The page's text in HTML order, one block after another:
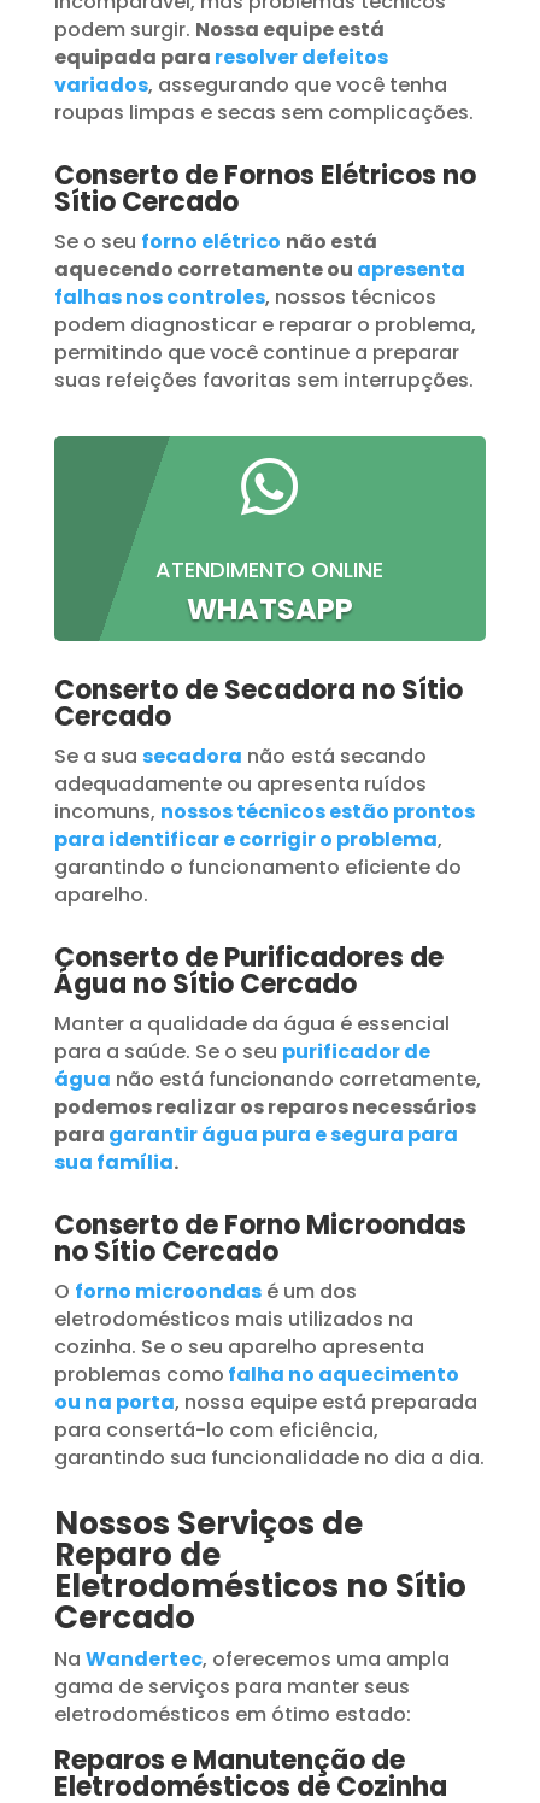
podem surgir. Nossa equipe está
equipada para resolver defeitos
variados, assegurando que você tenha
roupas limpas e secas sem complicações.
Conserto de Fornos Elétricos no
Sítio Cercado
Se o seu forno elétrico não está
aquecendo corretamente ou apresenta
falhas nos controles, nossos técnicos
podem diagnosticar e reparar o problema,
permitindo que você continue a preparar
suas refeições favoritas sem interrupções.

ATENDIMENTO ONLINE
WHATSAPP
Conserto de Secadora no Sítio
Cercado
Se a sua secadora não está secando
adequadamente ou apresenta ruídos
incomuns, nossos técnicos estão prontos
para identificar e corrigir o problema,
garantindo o funcionamento eficiente do
aparelho.
Conserto de Purificadores de
Água no Sítio Cercado
Manter a qualidade da água é essencial
para a saúde. Se o seu purificador de
água não está funcionando corretamente,
podemos realizar os reparos necessários
para garantir água pura e segura para
sua família.
Conserto de Forno Microondas
no Sítio Cercado
O forno microondasé um dos
eletrodomésticos mais utilizados na
cozinha. Se o seu aparelho apresenta
problemas como falha no aquecimento
ou na porta, nossa equipe está preparada
para consertá-lo com eficiência,
garantindo sua funcionalidade no dia a dia.
Nossos Serviços de
Reparo de
Eletrodomésticos no Sítio
Cercado
Na Wandertec, oferecemos uma ampla
gama de serviços para manter seus
eletrodomésticos em ótimo estado:
Reparos e Manutenção de
Eletrodomésticos de Cozinha